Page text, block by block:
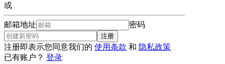
或
邮箱地址 密码
注册
注册即表示您同意我们的 使用条款 和 隐私政策
已有账户？ 登录